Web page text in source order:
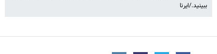
ببینید./ایرنا